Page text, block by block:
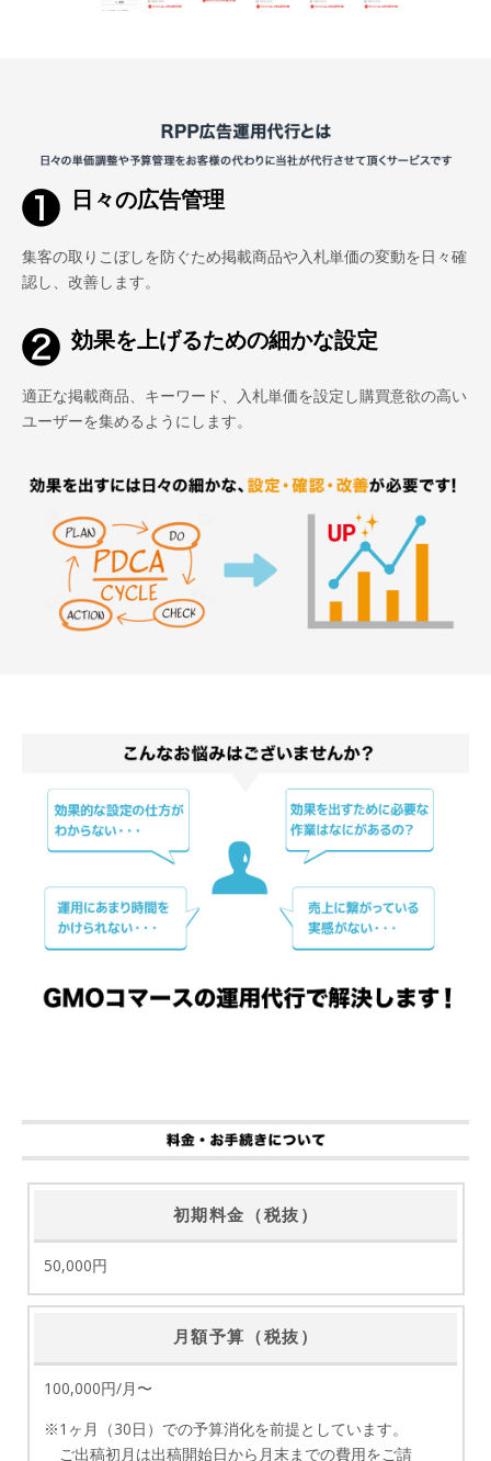
日々の広告管理
集客の取りこぼしを防ぐため掲載商品や入札単価の変動を日々確
認し、改善します。
効果を上げるための細かな設定
適正な掲載商品、キーワード、入札単価を設定し購買意欲の高い
ユーザーを集めるようにします。
初期料金（税抜）
50,000円
月額予算（税抜）
100,000円/月〜
※1ヶ月（30日）での予算消化を前提としています。
ご出稿初月は出稿開始日から月末までの費用をご請